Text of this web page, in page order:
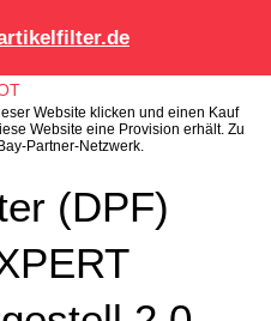
Website klicken und einen Kauf
Website eine Provision erhält. Zu
Partner-Netzwerk.
(DPF)